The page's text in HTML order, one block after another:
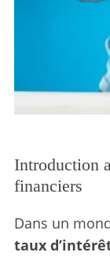
Introduction
financiers
Dans un
taux